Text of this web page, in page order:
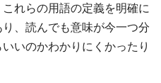
れらの用語の定義を明確に
、読んでも意味が今一つ分
いのかわかりにくかったり